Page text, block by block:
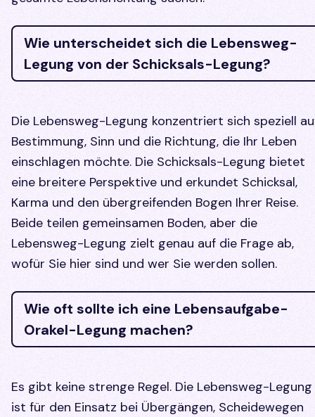
Wie unterscheidet sich die Lebensweg-
Legung von der Schicksals-Legung?
Die Lebensweg-Legung konzentriert sich speziell
Bestimmung, Sinn und die Richtung, die Ihr Leben
einschlagen möchte. Die Schicksals-Legung bietet
eine breitere Perspektive und erkundet Schicksal,
Karma und den übergreifenden Bogen Ihrer Reise.
Beide teilen gemeinsamen Boden, aber die
Lebensweg-Legung zielt genau auf die Frage ab,
wofür Sie hier sind und wer Sie werden sollen.
Wie oft sollte ich eine Lebensaufgabe-
Orakel-Legung machen?
Es gibt keine strenge Regel. Die Lebensweg-Legung
ist für den Einsatz bei Übergängen, Scheidewegen